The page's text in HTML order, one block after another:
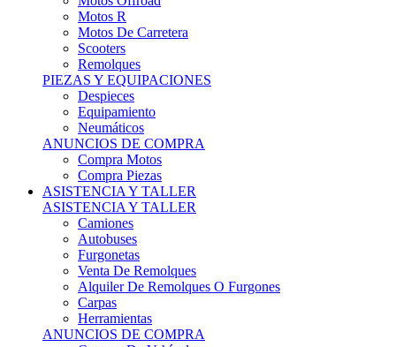
Motos R
Motos De Carretera
Scooters
Remolques
PIEZAS Y EQUIPACIONES
Despieces
Equipamiento
Neumáticos
ANUNCIOS DE COMPRA
Compra Motos
Compra Piezas
ASISTENCIA Y TALLER
ASISTENCIA Y TALLER
Camiones
Autobuses
Furgonetas
Venta De Remolques
Alquiler De Remolques O Furgones
Carpas
Herramientas
ANUNCIOS DE COMPRA